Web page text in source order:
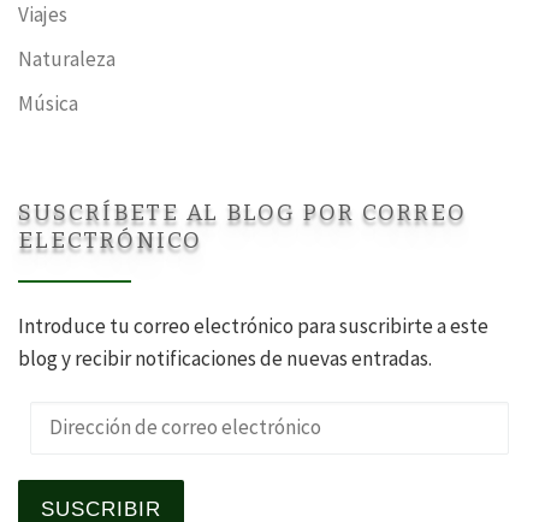
Viajes
Naturaleza
Música
SUSCRÍBETE AL BLOG POR CORREO
ELECTRÓNICO
Introduce tu correo electrónico para suscribirte a este
blog y recibir notificaciones de nuevas entradas.
Dirección de correo electrónico
SUSCRIBIR